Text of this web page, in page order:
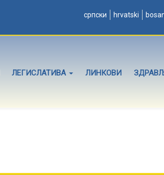
српски hrvatski
ЛЕГИСЛАТИВА ЛИНКОВИ